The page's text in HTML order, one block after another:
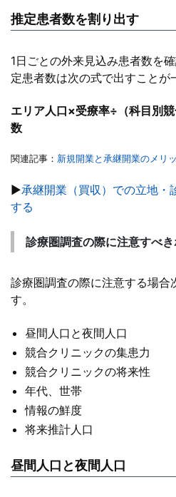
推定患者数を割り出す
1日ごとの外来見込み患者数を
定患者数は次の式で出すことが
エリア人口×受療率÷（科目別
数
関連記事： 新規開業と承継開業のメリ
▶承継開業（買収）での立地・
する
診療圏調査の際に注意すべき
診療圏調査の際に注意する場合
す。
昼間人口と夜間人口
競合クリニックの集患力
競合クリニックの将来性
年代、世帯
情報の鮮度
将来推計人口
昼間人口と夜間人口